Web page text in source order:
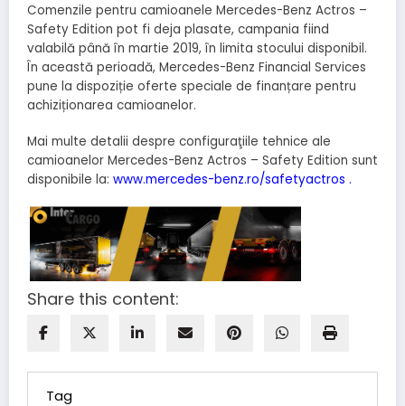
Comenzile pentru camioanele Mercedes-Benz Actros –
Safety Edition pot fi deja plasate, campania fiind
valabilă până în martie 2019, în limita stocului disponibil.
În această perioadă, Mercedes-Benz Financial Services
pune la dispoziție oferte speciale de finanțare pentru
achiziționarea camioanelor.
Mai multe detalii despre configuraţiile tehnice ale
camioanelor Mercedes-Benz Actros – Safety Edition sunt
disponibile la: www.mercedes-benz.ro/safetyactros .
Share this content:
Tag